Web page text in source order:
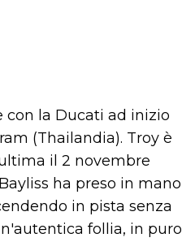
con la Ducati ad inizio
(Thailandia). Troy è
il 2 novembre
ha preso in mano
in pista senza
follia, in puro